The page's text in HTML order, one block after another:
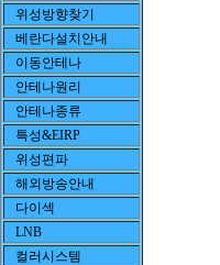
위성방향찾기
베란다설치안내
이동안테나
안테나원리
안테나종류
특성&EIRP
위성편파
해외방송안내
다이섹
LNB
컬러시스템